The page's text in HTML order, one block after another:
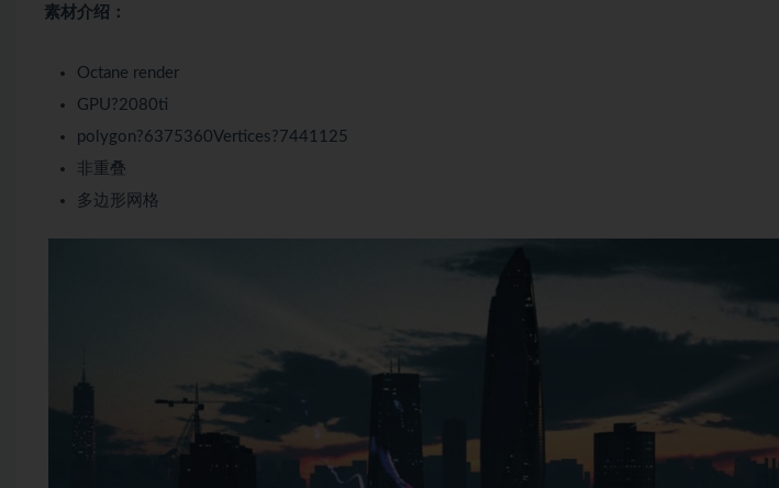
素材介绍：
Octane render
GPU?2080ti
polygon?6375360Vertices?7441125
非重叠
多边形网格